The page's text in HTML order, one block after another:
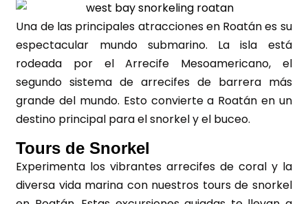
Una de las principales atracciones en Roatán es su
espectacular mundo submarino. La isla está
rodeada por el Arrecife Mesoamericano, el
segundo sistema de arrecifes de barrera más
grande del mundo. Esto convierte a Roatán en un
destino principal para el snorkel y el buceo.
Tours de Snorkel
Experimenta los vibrantes arrecifes de coral y la
diversa vida marina con nuestros tours de snorkel